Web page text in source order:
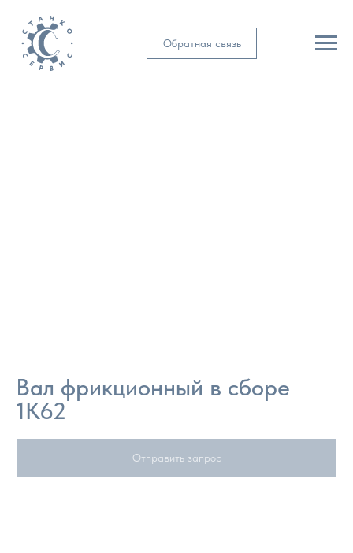
Обратная связь
Вал фрикционный в сборе
1К62
Отправить запрос